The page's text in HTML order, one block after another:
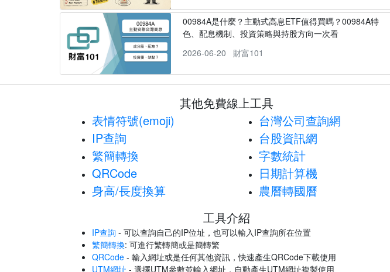
00984A是什麼？主動式高息ETF值得買嗎？00984A特
色、配息機制、投資策略與持股方向一次看
2026-06-20
財富101
其他免費線上工具
表情符號(emoji)
IP查詢
繁簡轉換
QRCode
身高/長度換算
台灣公司查詢網
台股資訊網
字數統計
日期計算機
農曆轉國曆
工具介紹
IP查詢 - 可以查詢自己的IP位址，也可以輸入IP查詢所在位置
繁簡轉換: 可進行繁轉簡或是簡轉繁
QRCode - 輸入網址或是任何其他資訊，快速產生QRCode下載使用
UTM網址 - 選擇UTM參數並輸入網址，自動產生UTM網址複製使用